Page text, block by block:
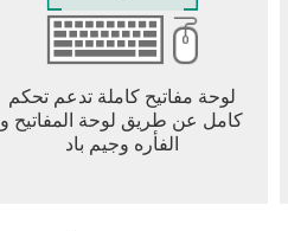
لوحة مفاتيح كاملة تدعم تحكم
كامل عن طريق لوحة المفاتيح و
الفأره وجيم باد